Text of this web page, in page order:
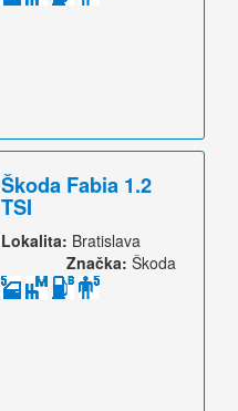
Škoda Fabia 1.2
TSI
Lokalita: Bratislava
Značka: Škoda